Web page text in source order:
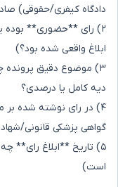
دادگاه کیفری/حقوقی)
۲) رای **حضوری** بوده
ابلاغ واقعی شده بود؟)
۳) موضوع دقیق
دیه کامل یا درصدی؟
۴) در رای نوشته شده
گواهی پزشکی قانونی/
۵) تاریخ **ابلاغ رای**
است)